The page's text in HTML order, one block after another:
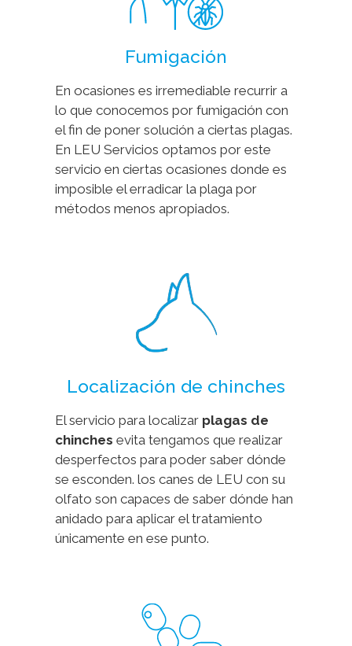
Fumigación
En ocasiones es irremediable recurrir a
lo que conocemos por fumigación con
el fin de poner solución a ciertas plagas.
En LEU Servicios optamos por este
servicio en ciertas ocasiones donde es
imposible el erradicar la plaga por
métodos menos apropiados.
Localización de chinches
El servicio para localizar plagas de
chinches evita tengamos que realizar
desperfectos para poder saber dónde
se esconden. los canes de LEU con su
olfato son capaces de saber dónde han
anidado para aplicar el tratamiento
únicamente en ese punto.